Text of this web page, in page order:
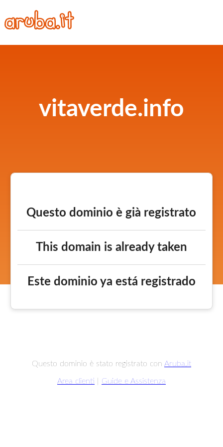
vitaverde.info
Questo dominio è già registrato
This domain is already taken
Este dominio ya está registrado
Questo dominio è stato registrato con Aruba.it
Area clienti Guide e Assistenza